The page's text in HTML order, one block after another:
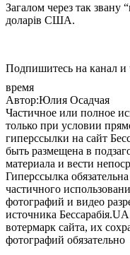
Загалом через так
доларів США.
Подпишитесь на канал и
время
Автор:Юлия Осадчая
Частичное или полное
только при условии
гиперссылки на сайт
быть размещена в
материала и вести
Гиперссылка
частичного
фотографий и видео
источника
вотермарк сайта, их
фотографий обязательно